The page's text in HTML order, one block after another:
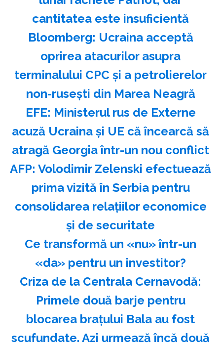
cantitatea este insuficientă
Bloomberg: Ucraina acceptă
oprirea atacurilor asupra
terminalului CPC şi a petrolierelor
non-ruseşti din Marea Neagră
EFE: Ministerul rus de Externe
acuză Ucraina şi UE că încearcă să
atragă Georgia într-un nou conflict
AFP: Volodimir Zelenski efectuează
prima vizită în Serbia pentru
consolidarea relaţiilor economice
şi de securitate
Ce transformă un «nu» într-un
«da» pentru un investitor?
Criza de la Centrala Cernavodă:
Primele două barje pentru
blocarea brațului Bala au fost
scufundate. Azi urmează încă două